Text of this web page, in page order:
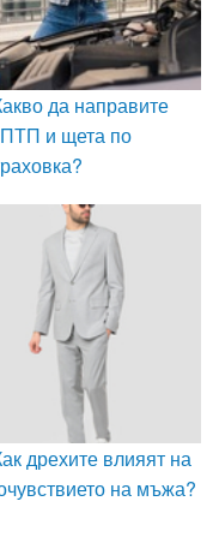
да направите
и щета по
дрехите влияят на
на мъжа?